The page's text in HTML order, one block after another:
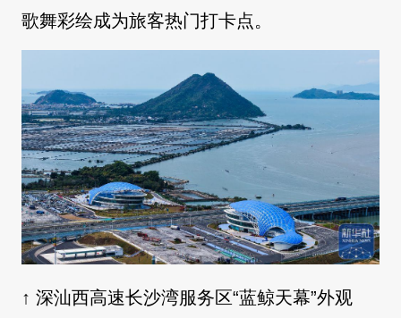
歌舞彩绘成为旅客热门打卡点。
↑ 深汕西高速长沙湾服务区“蓝鲸天幕”外观